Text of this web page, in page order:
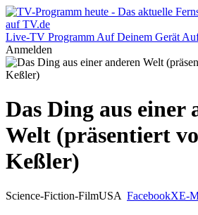
Live-TV Programm Auf Deinem Gerät
Anmelden
Das Ding aus einer
Welt (präsentiert
Keßler)
Science-Fiction-FilmUSA FacebookXE-